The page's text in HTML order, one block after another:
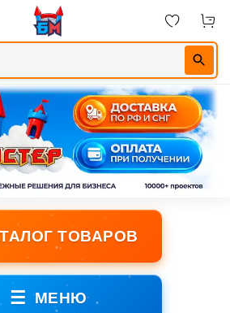
ТОВАРОВ
☰ МЕНЮ